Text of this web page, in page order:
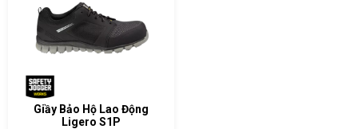
Giầy Bảo Hộ Lao Động
Ligero S1P